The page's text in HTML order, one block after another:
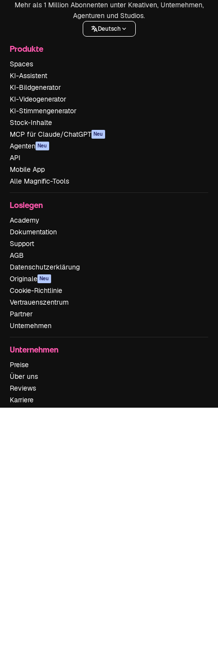
Mehr als 1 Million Abonnenten unter Kreativen, Unternehmen,
Agenturen und Studios.
Deutsch
Produkte
Spaces
KI-Assistent
KI-Bildgenerator
KI-Videogenerator
KI-Stimmengenerator
Stock-Inhalte
MCP für Claude/ChatGPT Neu
Agenten Neu
API
Mobile App
Alle Magnific-Tools
Loslegen
Academy
Dokumentation
Support
AGB
Datenschutzerklärung
Originale Neu
Cookie-Richtlinie
Vertrauenszentrum
Partner
Unternehmen
Unternehmen
Preise
Über uns
Reviews
Karriere